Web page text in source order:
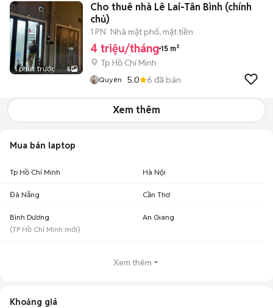
1 phút trước 5
Cho thuê nhà Lê Lai-Tân Bình (chính
chủ)
1 PN Nhà mặt phố, mặt tiền
4 triệu/tháng 15 m²
Tp Hồ Chí Minh
Quyên 5.0 6 đã bán
Xem thêm
Mua bán laptop
Tp Hồ Chí Minh Hà Nội
Đà Nẵng Cần Thơ
Bình Dương
(TP Hồ Chí Minh mới)
An Giang
Xem thêm
Khoảng giá